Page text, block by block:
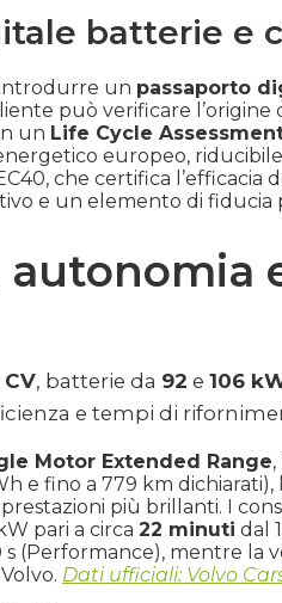
batterie e
introdurre un passaporto
può verificare
un Life Cycle
europeo,
che certifica l’efficacia
e un elemento di
autonomia
, batterie da 92 e 106
e tempi di
Motor Extended Range,
e fino a 779 km
più brillanti. I
pari a circa 22 minuti dal
s (Performance), mentre la
Dati ufficiali: Volvo